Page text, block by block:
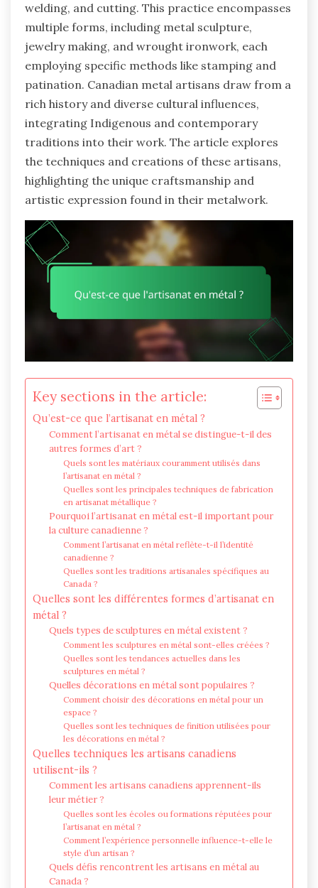
welding, and cutting. This practice encompasses
multiple forms, including metal sculpture,
jewelry making, and wrought ironwork, each
employing specific methods like stamping and
patination. Canadian metal artisans draw from a
rich history and diverse cultural influences,
integrating Indigenous and contemporary
traditions into their work. The article explores
the techniques and creations of these artisans,
highlighting the unique craftsmanship and
artistic expression found in their metalwork.
Key sections in the article:
Qu’est-ce que l’artisanat en métal ?
Comment l’artisanat en métal se distingue-t-il des
autres formes d’art ?
Quels sont les matériaux couramment utilisés dans
l’artisanat en métal ?
Quelles sont les principales techniques de fabrication
en artisanat métallique ?
Pourquoi l’artisanat en métal est-il important pour
la culture canadienne ?
Comment l’artisanat en métal reflète-t-il l’identité
canadienne ?
Quelles sont les traditions artisanales spécifiques au
Canada ?
Quelles sont les différentes formes d’artisanat en
métal ?
Quels types de sculptures en métal existent ?
Comment les sculptures en métal sont-elles créées ?
Quelles sont les tendances actuelles dans les
sculptures en métal ?
Quelles décorations en métal sont populaires ?
Comment choisir des décorations en métal pour un
espace ?
Quelles sont les techniques de finition utilisées pour
les décorations en métal ?
Quelles techniques les artisans canadiens
utilisent-ils ?
Comment les artisans canadiens apprennent-ils
leur métier ?
Quelles sont les écoles ou formations réputées pour
l’artisanat en métal ?
Comment l’expérience personnelle influence-t-elle le
style d’un artisan ?
Quels défis rencontrent les artisans en métal au
Canada ?